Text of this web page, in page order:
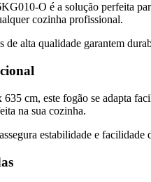
O é a solução perfeita
cozinha profissional.
de alta qualidade garantem
cm, este fogão se adapta
na sua cozinha.
estabilidade e